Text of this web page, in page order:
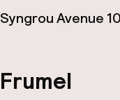
Syngrou Avenue
Frumel